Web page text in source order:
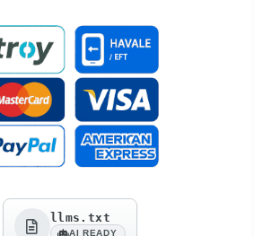
llms.txt
AI READY